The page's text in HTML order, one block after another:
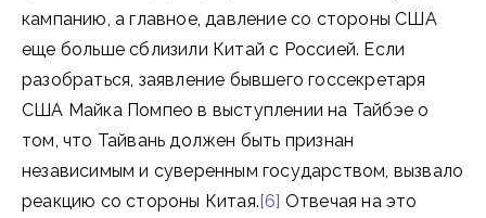
кампанию, а главное, давление со стороны США
еще больше сблизили Китай с Россией. Если
разобраться, заявление бывшего госсекретаря
США Майка Помпео в выступлении на Тайбэе о
том, что Тайвань должен быть признан
независимым и суверенным государством, вызвало
реакцию со стороны Китая.[6] Отвечая на это